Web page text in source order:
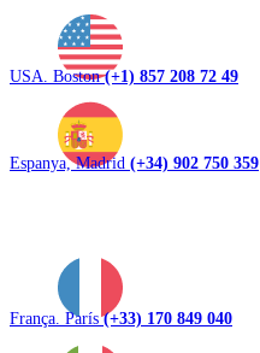
USA. Boston(+1) 857 208 72 49
Espanya, Madrid (+34) 902 750 359
França. París(+33) 170 849 040